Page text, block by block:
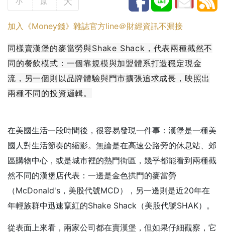
加入《Money錢》雜誌官方line＠財經資訊不漏接
同樣賣漢堡的麥當勞與Shake Shack，代表兩種截然不
同的餐飲模式：一個靠規模與加盟體系打造穩定現金
流，另一個則以品牌體驗與門市擴張追求成長，映照出
兩種不同的投資邏輯。
在美國生活一段時間後，很容易發現一件事：漢堡是一種美
國人對生活節奏的縮影。無論是在高速公路旁的休息站、郊
區購物中心，或是城市裡的熱門街區，幾乎都能看到兩種截
然不同的漢堡店代表：一邊是金色拱門的麥當勞
（McDonald's，美股代號MCD），另一邊則是近20年在
年輕族群中迅速竄紅的Shake Shack（美股代號SHAK）。
從表面上來看，兩家公司都在賣漢堡，但如果仔細觀察，它